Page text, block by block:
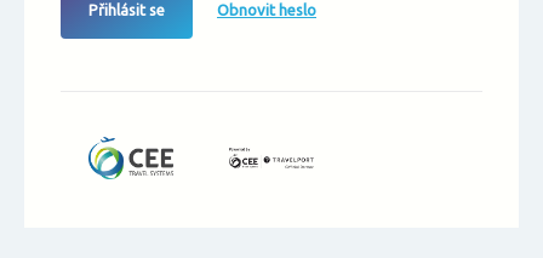
Přihlásit se Obnovit heslo